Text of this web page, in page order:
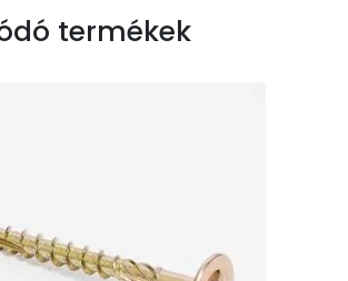
termékek